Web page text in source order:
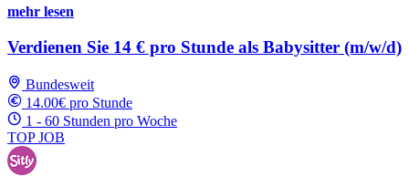
mehr lesen
Verdienen Sie 14 € pro Stunde als Babysitter (m/w/d)
Bundesweit
14.00€ pro Stunde
1 - 60 Stunden pro Woche
TOP JOB